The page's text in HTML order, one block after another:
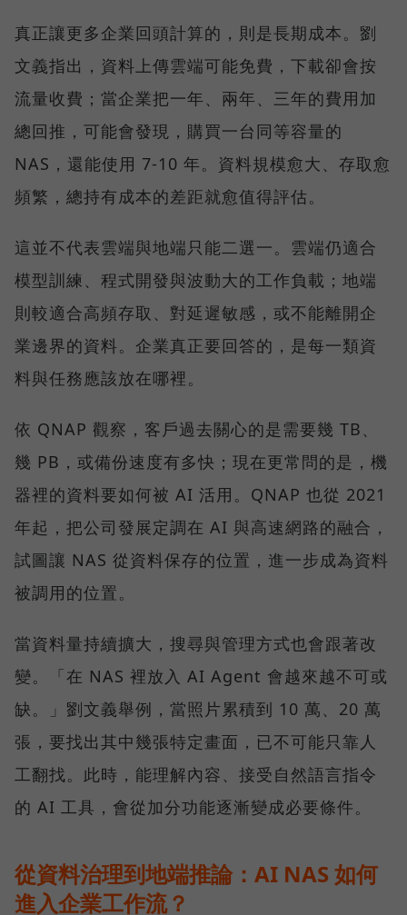
真正讓更多企業回頭計算的，則是長期成本。劉
文義指出，資料上傳雲端可能免費，下載卻會按
流量收費；當企業把一年、兩年、三年的費用加
總回推，可能會發現，購買一台同等容量的
NAS，還能使用 7-10 年。資料規模愈大、存取愈
頻繁，總持有成本的差距就愈值得評估。
這並不代表雲端與地端只能二選一。雲端仍適合
模型訓練、程式開發與波動大的工作負載；地端
則較適合高頻存取、對延遲敏感，或不能離開企
業邊界的資料。企業真正要回答的，是每一類資
料與任務應該放在哪裡。
依 QNAP 觀察，客戶過去關心的是需要幾 TB、
幾 PB，或備份速度有多快；現在更常問的是，機
器裡的資料要如何被 AI 活用。QNAP 也從 2021
年起，把公司發展定調在 AI 與高速網路的融合，
試圖讓 NAS 從資料保存的位置，進一步成為資料
被調用的位置。
當資料量持續擴大，搜尋與管理方式也會跟著改
變。「在 NAS 裡放入 AI Agent 會越來越不可或
缺。」劉文義舉例，當照片累積到 10 萬、20 萬
張，要找出其中幾張特定畫面，已不可能只靠人
工翻找。此時，能理解內容、接受自然語言指令
的 AI 工具，會從加分功能逐漸變成必要條件。
從資料治理到地端推論：AI NAS 如何
進入企業工作流？